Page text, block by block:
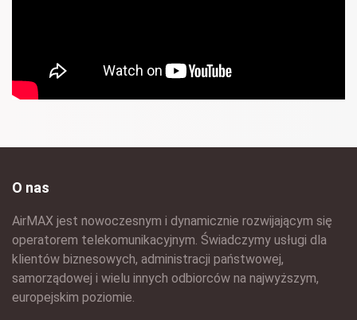
O nas
AirMAX jest nowoczesnym i dynamicznie rozwijającym się
operatorem telekomunikacyjnym. Świadczymy usługi dla
klientów biznesowych, administracji państwowej,
samorządowej i wielu innych odbiorców na najwyższym,
europejskim poziomie.